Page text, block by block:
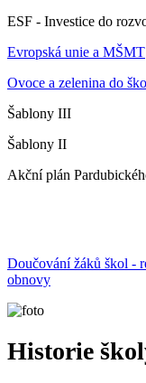
ESF - Investice do
Evropská unie a MŠMT
Ovoce a zelenina do
Šablony III
Šablony II
Akční plán
Doučování žáků škol -
obnovy
Historie